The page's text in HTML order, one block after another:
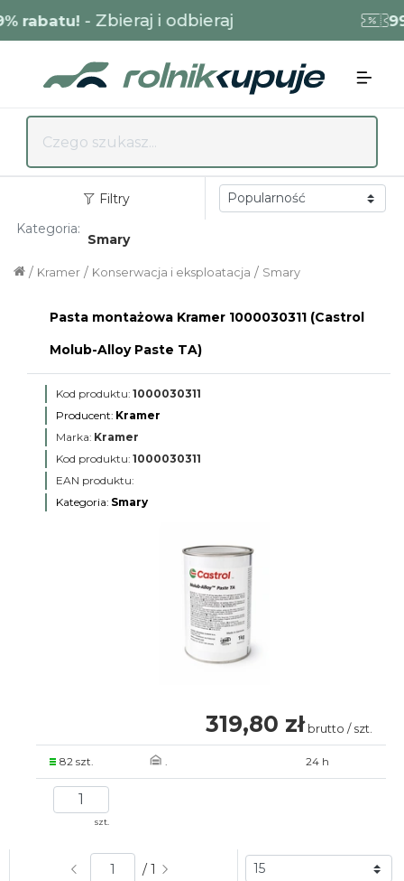
rabatu!- Zbieraj i odbieraj
Filtry
Kategoria:
Smary
Smary
/
Konserwacja i eksploatacja
/
Kramer
/
Pasta montażowa Kramer 1000030311 (Castrol
Molub-Alloy Paste TA)
Kod produktu: 1000030311
Producent: Kramer
Marka: Kramer
Kod produktu: 1000030311
EAN produktu:
Kategoria: Smary
319,80 zł brutto / szt.
82 szt. . 24 h
szt.
/ 1